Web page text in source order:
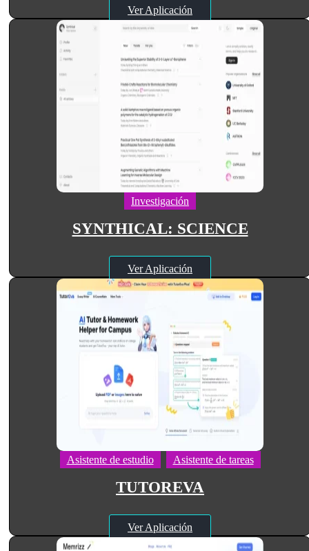
Ver Aplicación
Investigación
SYNTHICAL: SCIENCE
Ver Aplicación
Asistente de estudio Asistente de tareas
TUTOREVA
Ver Aplicación